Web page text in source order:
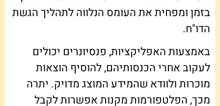
בזמן ומפחית את העומס הנלווה לתהליך הגשת
הדו"ח.
באמצעות האפליקציות, פנסיונרים יכולים
לעקוב אחרי הכנסותיהם, להוסיף הוצאות
מוכרות ולוודא שהמידע המוצג מדויק. יתרה
מכך, הפלטפורמות מקנות אפשרות לקבל